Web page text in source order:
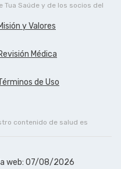
Saúde y de los socios del
y Valores
Médica
de Uso
contenido de salud es
web: 07/08/2026